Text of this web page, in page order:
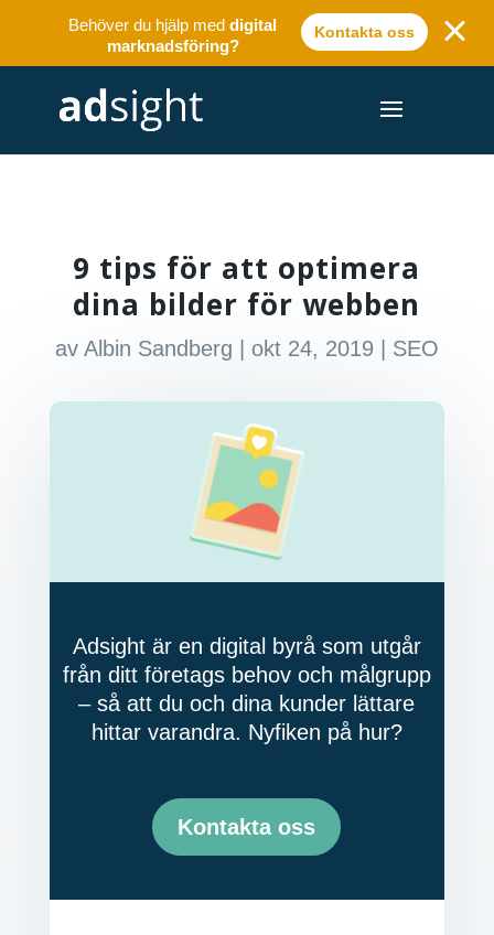
Behöver du hjälp meddigital
marknadsföring?
Kontakta oss
9 tips för att optimera
dina bilder för webben
av Albin Sandberg okt 24, 2019 SEO
Adsight är en digital byrå som utgår
från ditt företags behov och målgrupp
– så att du och dina kunder lättare
hittar varandra. Nyfiken på hur?
Kontakta oss